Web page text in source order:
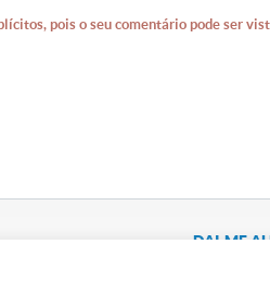
pois o seu comentário pode ser
DAI-ME